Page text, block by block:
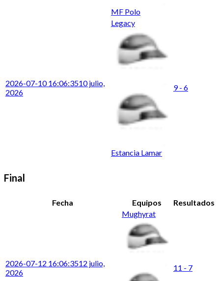
MF Polo
2026-07-10 16:06:3510 julio,
2026
Legacy
Estancia Lamar
9 - 6
Final
Fecha Equipos Resultados
2026-07-12 16:06:3512 julio,
2026
Mughyrat
11 - 7